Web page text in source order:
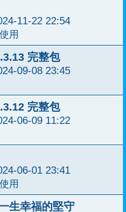
11-22 22:54
用
完整包
09-08 23:45
完整包
06-09 11:22
06-01 23:41
用
生幸福的堅守